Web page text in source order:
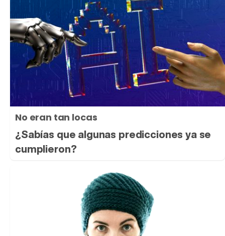
No eran tan locas
¿Sabías que algunas predicciones ya se
cumplieron?